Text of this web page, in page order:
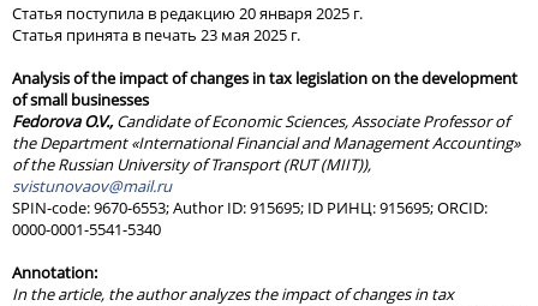
Статья поступила в редакцию 20 января 2025 г.
Статья принята в печать 23 мая 2025 г.
Analysis of the impact of changes in tax legislation on the development
of small businesses
Fedorova O.V.,Candidate of Economic Sciences, Associate Professor of
the Department «International Financial and Management Accounting»
of the Russian University of Transport (RUT (MIIT)),
svistunovaov@mail.ru
SPIN-code: 9670-6553; Author ID: 915695; ID РИНЦ: 915695; ORCID:
0000-0001-5541-5340
Annotation:
In the article, the author analyzes the impact of changes in tax